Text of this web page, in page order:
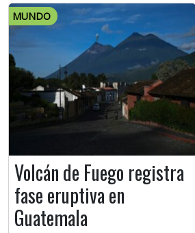
MUNDO
Volcán de Fuego registra
fase eruptiva en
Guatemala